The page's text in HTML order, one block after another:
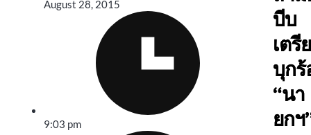
August 28, 2015
9:03 pm
บีบ
เตรี
บุกร้
“นา
ยกฯ